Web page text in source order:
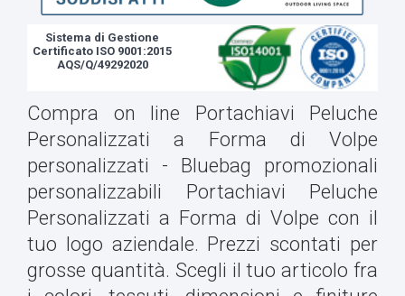
Sistema di Gestione
Certificato ISO 9001:2015
AQS/Q/49292020
Compra on line Portachiavi Peluche
Personalizzati a Forma di Volpe
personalizzati - Bluebag promozionali
personalizzabili Portachiavi Peluche
Personalizzati a Forma di Volpe con il
tuo logo aziendale. Prezzi scontati per
grosse quantità. Scegli il tuo articolo fra